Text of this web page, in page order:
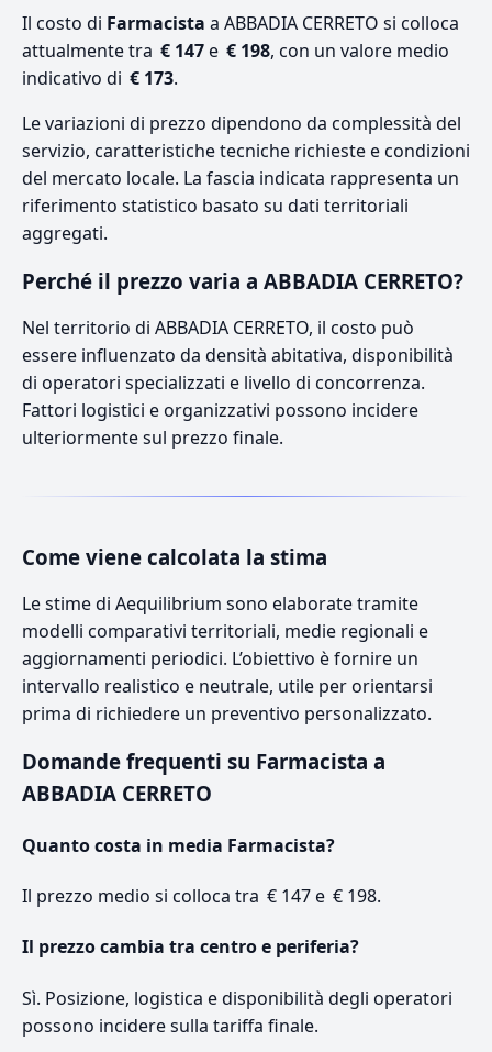
Il costo di Farmacista a ABBADIA CERRETO si colloca
attualmente tra € 147e € 198, con un valore medio
indicativo di € 173.
Le variazioni di prezzo dipendono da complessità del
servizio, caratteristiche tecniche richieste e condizioni
del mercato locale. La fascia indicata rappresenta un
riferimento statistico basato su dati territoriali
aggregati.
Perché il prezzo varia a ABBADIA CERRETO?
Nel territorio di ABBADIA CERRETO, il costo può
essere influenzato da densità abitativa, disponibilità
di operatori specializzati e livello di concorrenza.
Fattori logistici e organizzativi possono incidere
ulteriormente sul prezzo finale.
Come viene calcolata la stima
Le stime di Aequilibrium sono elaborate tramite
modelli comparativi territoriali, medie regionali e
aggiornamenti periodici. L’obiettivo è fornire un
intervallo realistico e neutrale, utile per orientarsi
prima di richiedere un preventivo personalizzato.
Domande frequenti su Farmacista a
ABBADIA CERRETO
Quanto costa in media Farmacista?
Il prezzo medio si colloca tra € 147 e € 198.
Il prezzo cambia tra centro e periferia?
Sì. Posizione, logistica e disponibilità degli operatori
possono incidere sulla tariffa finale.